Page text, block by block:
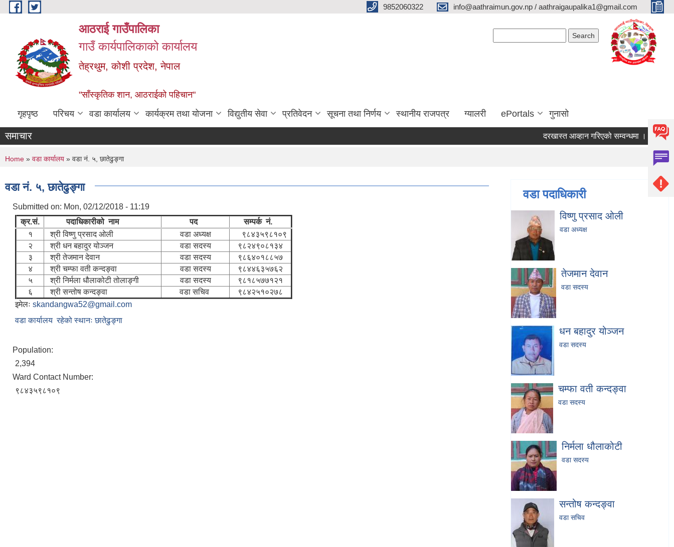
Skip to main content 9852060322 info@aathraimun.gov.np / aathraigaupalika1@gmail.com
आठराई गाउँपालिका
गाउँ कार्यपालिकाको कार्यालय
तेह्रथुम, कोशी प्रदेश, नेपाल
"साँस्कृतिक शान, आठराईको पहिचान"
गृहपृष्ठ परिचय वडा कार्यालय कार्यक्रम तथा योजना विद्युतीय सेवा प्रतिवेदन सूचना तथा निर्णय स्थानीय राजपत्र ग्यालरी ePortals गुनासो
समाचार दरखास्त आव्हान गरिएको सम्वन्धमा । प्रेश
You are here
Home » वडा कार्यालय » वडा नं. ५, छातेढुङ्गा
वडा नं. ५, छातेढुङ्गा
Submitted on: Mon, 02/12/2018 - 11:19
क्र.सं.
पदाधिकारीको नाम पद
सम्पर्क नं.
१
श्री विष्णु प्रसाद ओली वडा अध्यक्ष
९८४३५९८१०९
२
श्री धन बहादुर योञ्जन वडा सदस्य
९८२४९०८१३४
३
श्री तेजमान देवान वडा सदस्य
९८६४०१८८५७
४
श्री चम्फा वती कन्दङ्वा वडा सदस्य
९८४४६३५७६२
५
श्री निर्मला धौलाकोटी तोलाङ्गी वडा सदस्य
९८१८५७७१२१
६
श्री सन्तोष कन्दङ्वा वडा सचिव
९८४२५१०२७८
इमेलः skandangwa52@gmail.com
वडा कार्यालय रहेको स्थानः छातेढुङ्गा
Population:
2,394
Ward Contact Number:
९८४३५९८१०९
वडा पदाधिकारी
विष्णु प्रसाद ओली
वडा अध्यक्ष
तेजमान देवान
वडा सदस्य
धन बहादुर योञ्जन
वडा सदस्य
चम्फा वती कन्दङ्वा
वडा सदस्य
निर्मला धौलाकोटी
वडा सदस्य
सन्तोष कन्दङ्वा
वडा सचिव